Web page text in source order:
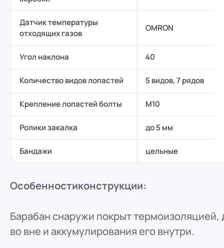
Датчик температуры
отходящих газов
OMRON
Угол наклона 40
Количество видов лопастей 5 видов, 7 рядов
Крепление лопастей болты М10
Ролики закалка до 5 мм
Бандажи цельные
Особенностиконструкции:
Барабан снаружи покрыт
во вне и аккумулирования его внутри.